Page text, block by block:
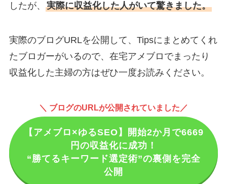
したが、 実際に収益化した人がいて驚きました。
実際のブログURLを公開して、Tipsにまとめてくれ
たブロガーがいるので、在宅アメブロでまったり
収益化した主婦の方はぜひ一度お読みください。
＼ ブログのURLが公開されていました ／
【アメブロ×ゆるSEO】開始2か月で6669
円の収益化に成功！
“勝てるキーワード選定術”の裏側を完全
公開